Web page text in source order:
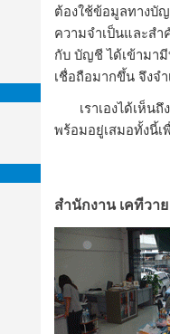
ต้องใช้ข้อมูลทางบั
ความจำเป็นและส
กับ บัญชี ได้เข้ามา
เชื่อถือมากขึ้น จึงจ
เราเองได้เห็นถึ
พร้อมอยู่เสมอทั้งนี้เ
สำนักงาน เคทีวา